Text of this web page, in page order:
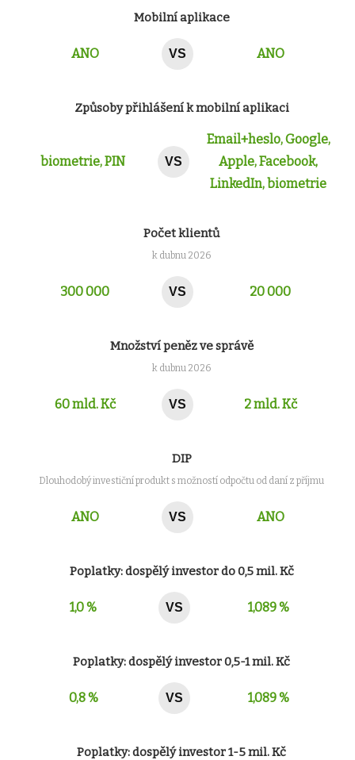
Mobilní aplikace
ANO VS ANO
Způsoby přihlášení k mobilní aplikaci
biometrie, PIN VS
Email+heslo, Google,
Apple, Facebook,
LinkedIn, biometrie
Počet klientů
k dubnu 2026
300 000 VS 20 000
Množství peněz ve správě
k dubnu 2026
60 mld. Kč VS 2 mld. Kč
DIP
Dlouhodobý investiční produkt s možností odpočtu od daní z příjmu
ANO VS ANO
Poplatky: dospělý investor do 0,5 mil. Kč
1,0 % VS 1,089 %
Poplatky: dospělý investor 0,5-1 mil. Kč
0,8 % VS 1,089 %
Poplatky: dospělý investor 1-5 mil. Kč